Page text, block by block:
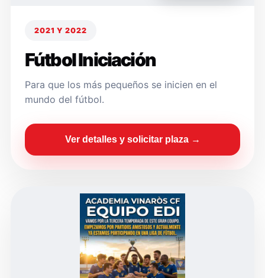
2021 Y 2022
Fútbol Iniciación
Para que los más pequeños se inicien en el
mundo del fútbol.
Ver detalles y solicitar plaza →